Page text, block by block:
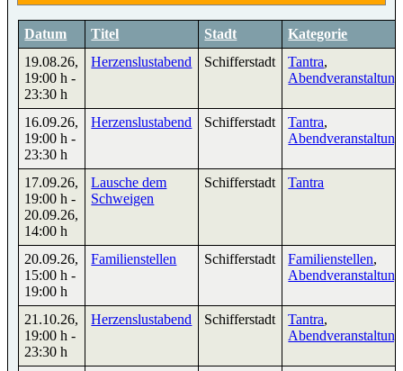
Datum Titel Stadt
Kategorie
19.08.26,
19:00 h -
23:30 h
Herzenslustabend Schifferstadt Tantra,
16.09.26,
19:00 h -
23:30 h
Herzenslustabend Schifferstadt Tantra,
17.09.26,
19:00 h -
20.09.26,
14:00 h
Lausche dem
Schweigen
Schifferstadt Tantra
20.09.26,
15:00 h -
19:00 h
Familienstellen Schifferstadt Familienstellen,
21.10.26,
19:00 h -
23:30 h
Herzenslustabend Schifferstadt Tantra,